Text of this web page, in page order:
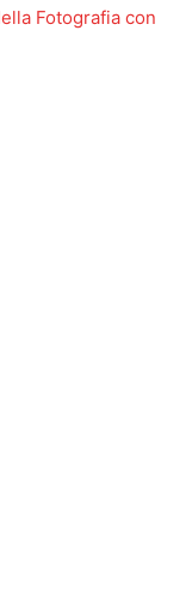
Fotografia con